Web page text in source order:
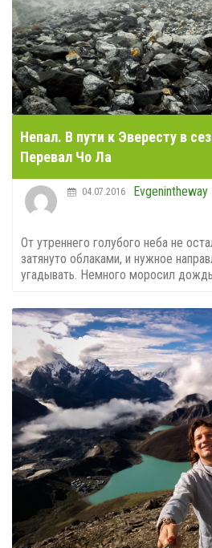
Непал. В пути к Эвересту в
Перевал Чо Ла
Evgenintheway
04.07.2016
От утреннего голубого неба не
затянуто облаками, и нужное
угадывать. Немного моросил